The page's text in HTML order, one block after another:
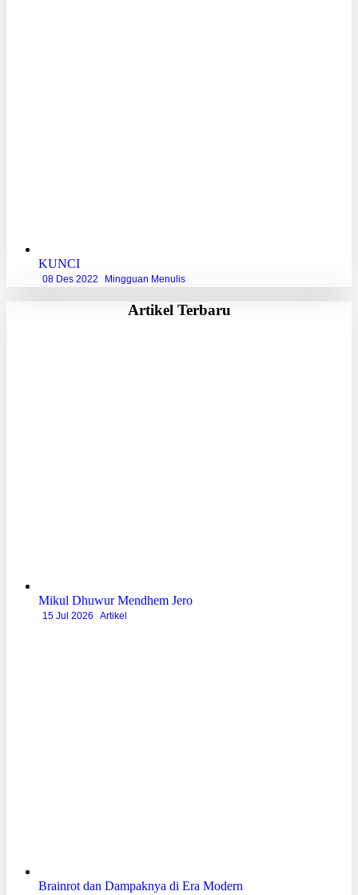
KUNCI
08 Des 2022 Mingguan Menulis
Artikel Terbaru
Mikul Dhuwur Mendhem Jero
15 Jul 2026 Artikel
Brainrot dan Dampaknya di Era Modern